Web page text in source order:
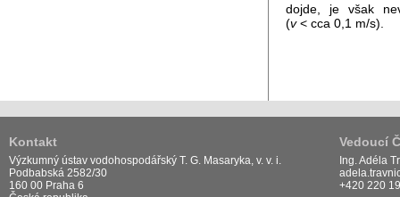
dojde, je však
(v< cca 0,1 m/s).
Kontakt
Výzkumný ústav vodohospodářský T. G. Masaryka, v. v. i.
Podbabská 2582/30
160 00 Praha 6
Vedoucí
Ing. Adéla
+420 220